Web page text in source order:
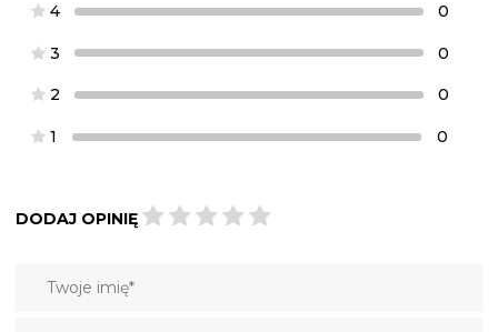
4 0
3 0
2 0
1 0
DODAJ OPINIĘ